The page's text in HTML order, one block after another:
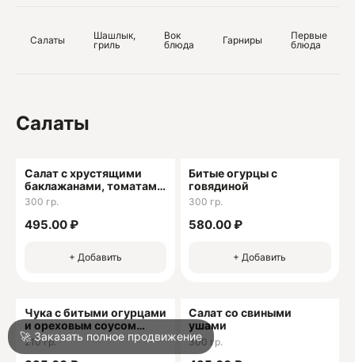
Войти
Краснодар
Написать в техподдержку
Салаты
Шашлык,
гриль
Вок
блюда
Гарниры
Первые
блюда
Салаты
Салат с хрустящими
баклажанами, томатами
и древесными грибами
300 гр.
495.00 ₽
+ Добавить
Битые огурцы с
говядиной
300 гр.
580.00 ₽
+ Добавить
Чука с битыми огурцами
и ореховым соусом
гамадари
210 гр.
Салат со свиными
ушами
300 гр.
🚀 Заказать полное продвижение